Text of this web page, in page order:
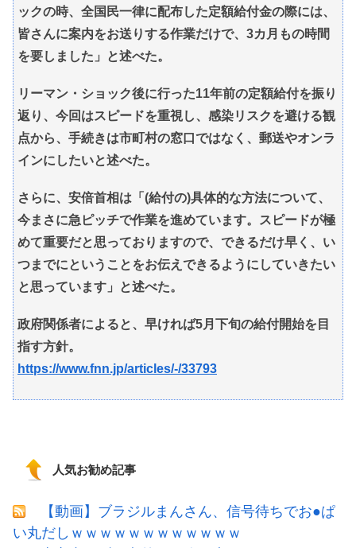
ックの時、全国民一律に配布した定額給付金の際には、
皆さんに案内をお送りする作業だけで、3カ月もの時間
を要しました」と述べた。
リーマン・ショック後に行った11年前の定額給付を振り
返り、今回はスピードを重視し、感染リスクを避ける観
点から、手続きは市町村の窓口ではなく、郵送やオンラ
インにしたいと述べた。
さらに、安倍首相は「(給付の)具体的な方法について、
今まさに急ピッチで作業を進めています。スピードが極
めて重要だと思っておりますので、できるだけ早く、い
つまでにということをお伝えできるようにしていきたい
と思っています」と述べた。
政府関係者によると、早ければ5月下旬の給付開始を目
指す方針。
https://www.fnn.jp/articles/-/33793
人気お勧め記事
【動画】ブラジルまんさん、信号待ちでお●ぱ
い丸だしｗｗｗｗｗｗｗｗｗｗｗｗ